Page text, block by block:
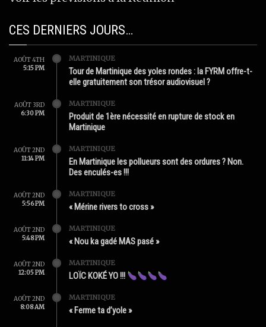
CES DERNIERS JOURS…
AOÛT 4TH
5:15 PM
MARTINIQUE
Tour de Martinique des yoles rondes : la FYRM offre-t-
elle gratuitement son trésor audiovisuel ?
AOÛT 3RD
6:30 PM
MARTINIQUE
Produit de 1ère nécessité en rupture de stock en
Martinique
AOÛT 2ND
11:14 PM
MARTINIQUE
En Martinique les pollueurs sont des ordures ? Non.
Des enculés-es !!!
AOÛT 2ND
5:56 PM
MARTINIQUE
« Mérine rivers to cross »
AOÛT 2ND
5:48 PM
MARTINIQUE
« Nou ka gadé MAS pasé »
AOÛT 2ND
12:05 PM
MARTINIQUE
LOÏC KOKÉ YO !!!
AOÛT 2ND
8:08 AM
MARTINIQUE
« Ferme ta d’yole »